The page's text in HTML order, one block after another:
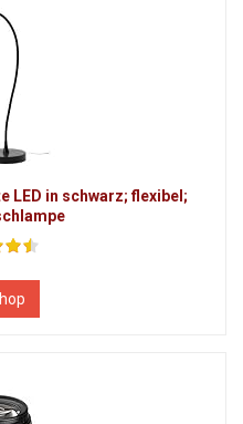
LED in schwarz; flexibel;